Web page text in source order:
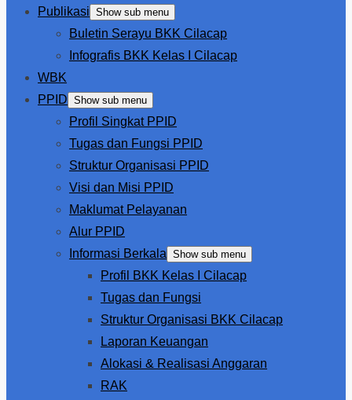
Publikasi Show sub menu
Buletin Serayu BKK Cilacap
Infografis BKK Kelas I Cilacap
WBK
PPID Show sub menu
Profil Singkat PPID
Tugas dan Fungsi PPID
Struktur Organisasi PPID
Visi dan Misi PPID
Maklumat Pelayanan
Alur PPID
Informasi Berkala Show sub menu
Profil BKK Kelas I Cilacap
Tugas dan Fungsi
Struktur Organisasi BKK Cilacap
Laporan Keuangan
Alokasi & Realisasi Anggaran
RAK